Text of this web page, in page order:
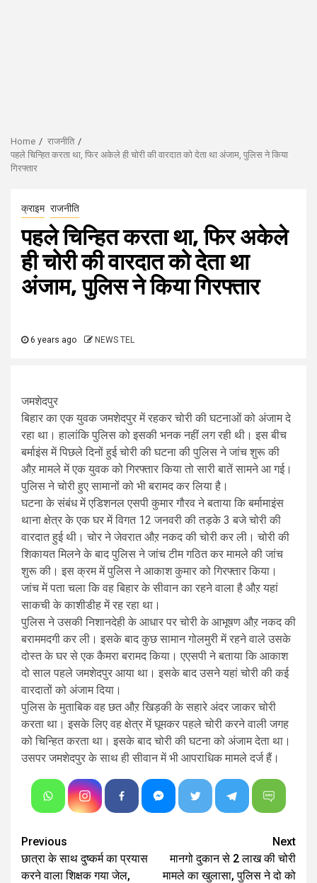
Home
राजनीति
पहले चिन्हित करता था, फिर अकेले ही चोरी की वारदात को देता था अंजाम, पुलिस ने किया
गिरफ्तार
क्राइम राजनीति
पहले चिन्हित करता था, फिर अकेले
ही चोरी की वारदात को देता था
अंजाम, पुलिस ने किया गिरफ्तार
6 years ago NEWS TEL
जमशेदपुर
बिहार का एक युवक जमशेदपुर में रहकर चोरी की घटनाओं को अंजाम दे
रहा था। हालांकि पुलिस को इसकी भनक नहीं लग रही थी। इस बीच
बर्माइंस में पिछले दिनों हुई चोरी की घटना की पुलिस ने जांच शुरू की
औऱ मामले में एक युवक को गिरफ्तार किया तो सारी बातें सामने आ गई।
पुलिस ने चोरी हुए सामानों को भी बरामद कर लिया है।
घटना के संबंध में एडिशनल एसपी कुमार गौरव ने बताया कि बर्मामाइंस
थाना क्षेत्र के एक घर में विगत 12 जनवरी की तड़के 3 बजे चोरी की
वारदात हुई थी। चोर ने जेवरात औऱ नकद की चोरी कर ली। चोरी की
शिकायत मिलने के बाद पुलिस ने जांच टीम गठित कर मामले की जांच
शुरू की। इस क्रम में पुलिस ने आकाश कुमार को गिरफ्तार किया।
जांच में पता चला कि वह बिहार के सीवान का रहने वाला है औऱ यहां
साकची के काशीडीह में रह रहा था।
पुलिस ने उसकी निशानदेही के आधार पर चोरी के आभूषण औऱ नकद की
बराममदगी कर ली। इसके बाद कुछ सामान गोलमुरी में रहने वाले उसके
दोस्त के घर से एक कैमरा बरामद किया। एएसपी ने बताया कि आकाश
दो साल पहले जमशेदपुर आया था। इसके बाद उसने यहां चोरी की कई
वारदातों को अंजाम दिया।
पुलिस के मुताबिक वह छत औऱ खिड़की के सहारे अंदर जाकर चोरी
करता था। इसके लिए वह क्षेत्र में घूमकर पहले चोरी करने वाली जगह
को चिन्हित करता था। इसके बाद चोरी की घटना को अंजाम देता था।
उसपर जमशेदपुर के साथ ही सीवान में भी आपराधिक मामले दर्ज हैं।
Continue
Reading
Previous
छात्रा के साथ दुष्कर्म का प्रयास
करने वाला शिक्षक गया जेल,
Next
मानगो दुकान से 2 लाख की चोरी
मामले का खुलासा, पुलिस ने दो को